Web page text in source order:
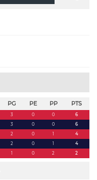
PG PE PP PTS
3 0 0
6
3 0 0
6
2 0 1
4
2 0 1
4
1 0 2 2